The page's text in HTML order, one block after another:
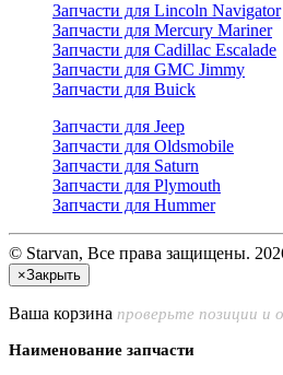
Запчасти для Lincoln Navigator
Запчасти для Mercury Mariner
Запчасти для Cadillac Escalade
Запчасти для GMC Jimmy
Запчасти для Buick
Запчасти для Jeep
Запчасти для Oldsmobile
Запчасти для Saturn
Запчасти для Plymouth
Запчасти для Hummer
© Starvan, Все права защищены.
×Закрыть
Ваша корзина проверьте позиции и
Наименование запчасти